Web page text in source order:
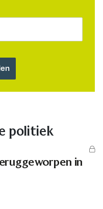
politiek
in